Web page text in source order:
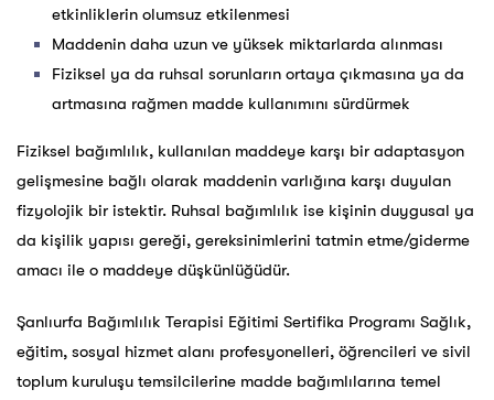
etkinliklerin olumsuz etkilenmesi
Maddenin daha uzun ve yüksek miktarlarda alınması
Fiziksel ya da ruhsal sorunların ortaya çıkmasına ya da
artmasına rağmen madde kullanımını sürdürmek
Fiziksel bağımlılık, kullanılan maddeye karşı bir adaptasyon
gelişmesine bağlı olarak maddenin varlığına karşı duyulan
fizyolojik bir istektir. Ruhsal bağımlılık ise kişinin duygusal ya
da kişilik yapısı gereği, gereksinimlerini tatmin etme/giderme
amacı ile o maddeye düşkünlüğüdür.
Şanlıurfa Bağımlılık Terapisi Eğitimi Sertifika Programı Sağlık,
eğitim, sosyal hizmet alanı profesyonelleri, öğrencileri ve sivil
toplum kuruluşu temsilcilerine madde bağımlılarına temel